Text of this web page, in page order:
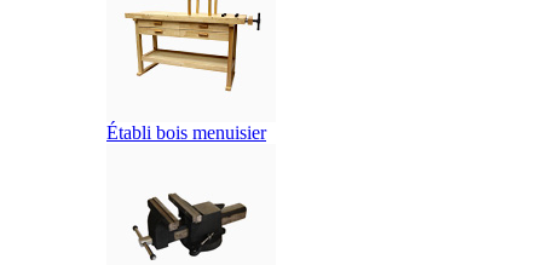
Établi bois menuisier